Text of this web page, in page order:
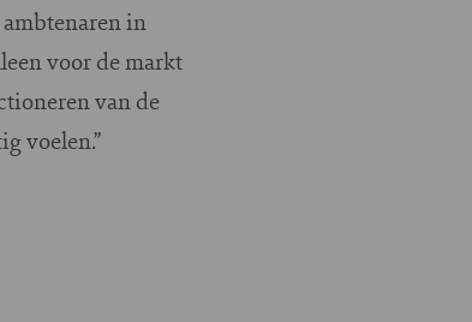
in
voor de markt
van de
voelen.”